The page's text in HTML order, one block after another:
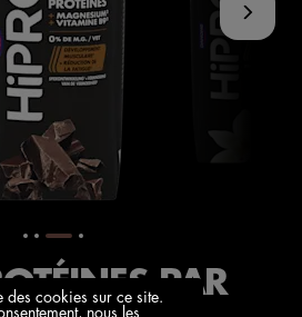
des cookies sur ce site.
nous les
PAR